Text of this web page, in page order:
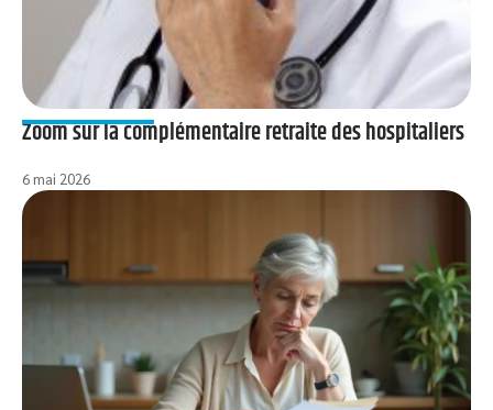
Zoom sur la complémentaire retraite des hospitaliers
6 mai 2026